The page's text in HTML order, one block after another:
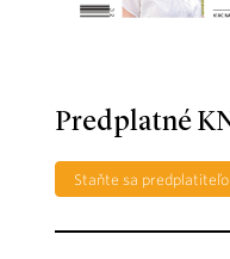
Predplatné
Staňte sa